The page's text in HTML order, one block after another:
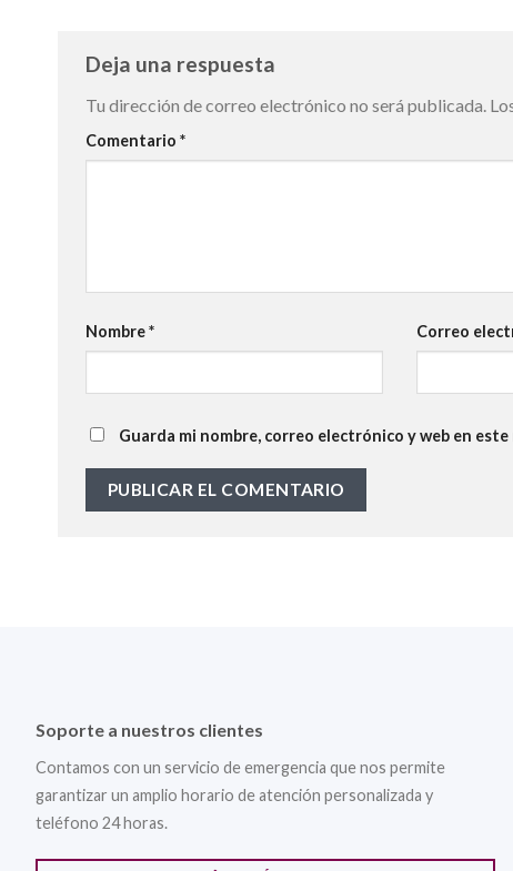
Deja una respuesta
Tu dirección de correo electrónico no será publicada.
Comentario *
Nombre* Correo
Guarda mi nombre, correo electrónico y web en
Soporte a nuestros clientes
Contamos con un servicio de emergencia que nos permite
garantizar un amplio horario de atención personalizada y
teléfono 24 horas.